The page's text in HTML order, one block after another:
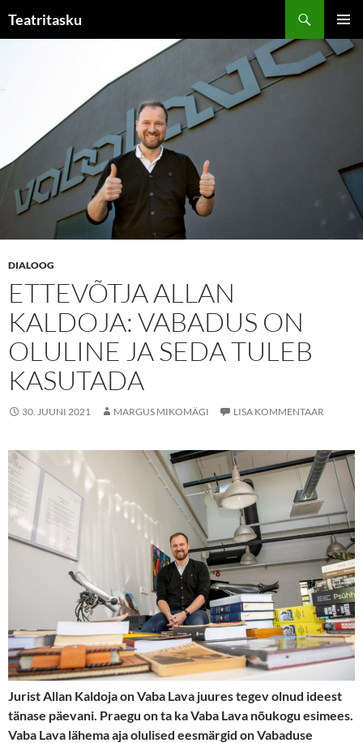
sisu
Teatritasku
DIALOOG
ETTEVÕTJA ALLAN
KALDOJA: VABADUS ON
OLULINE JA SEDA TULEB
KASUTADA
30. JUUNI 2021 MARGUS MIKOMÄGI LISA KOMMENTAAR
Jurist Allan Kaldoja on Vaba Lava juures tegev olnud ideest
tänase päevani. Praegu on ta ka Vaba Lava nõukogu esimees.
Vaba Lava lähema aja olulised eesmärgid on Vabaduse